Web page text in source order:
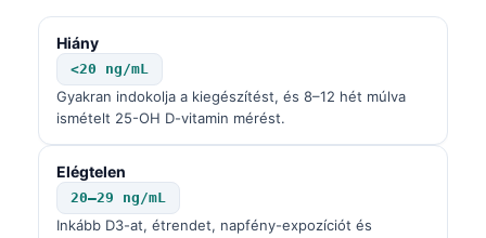
Hiány
<20 ng/mL
Gyakran indokolja a kiegészítést, és 8–12 hét múlva
ismételt 25-OH D-vitamin mérést.
Elégtelen
20–29 ng/mL
Inkább D3-at, étrendet, napfény-expozíciót és
Қазақ тілі
Suomi
Hrvatski
Slovenčina
پښتو